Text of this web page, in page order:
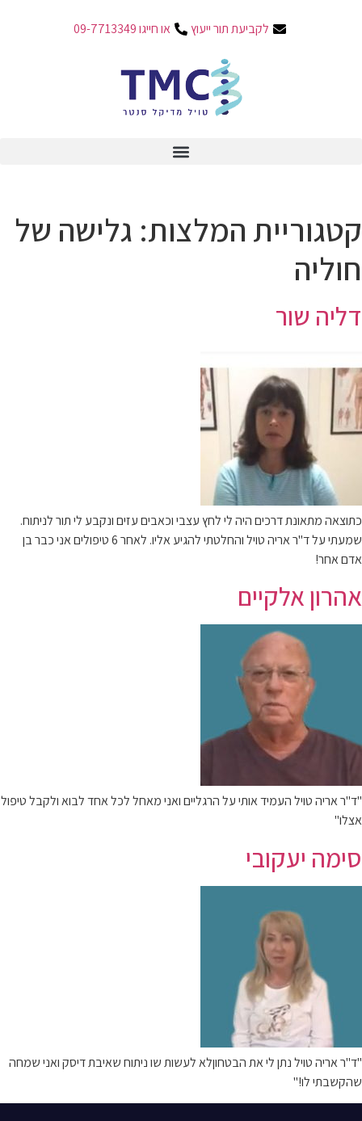
לקביעת תור ייעוץ או חייגו 09-7713349
קטגוריית המלצות: גלישה של
חוליה
דליה שור
כתוצאה מתאונת דרכים היה לי לחץ עצבי וכאבים עזים ונקבע לי תור לניתוח.
שמעתי על ד"ר אריה טויל והחלטתי להגיע אליו. לאחר 6 טיפולים אני כבר בן
אדם אחר!
אהרון אלקיים
"ד"ר אריה טויל העמיד אותי על הרגליים ואני מאחל לכל אחד לבוא ולקבל טיפול
אצלו"
סימה יעקובי
"ד"ר אריה טויל נתן לי את הבטחוןלא לעשות שו ניתוח שאיבת דיסק ואני שמחה
שהקשבתי לו!"